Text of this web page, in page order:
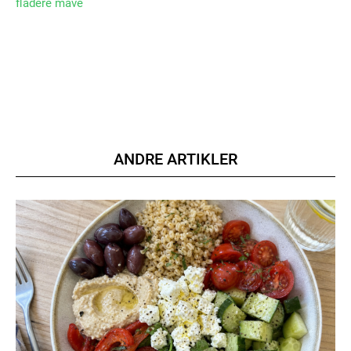
Etiam est nibh, lobortis sit
Member full access
100DKK / year
fladere mave
ANDRE ARTIKLER